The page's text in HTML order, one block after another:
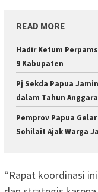
READ MORE
Hadir Ketum
9 Kabupaten
Pj Sekda Papua
dalam Tahun
Pemprov Papua
Sohilait Ajak Warga
“Rapat koordinasi